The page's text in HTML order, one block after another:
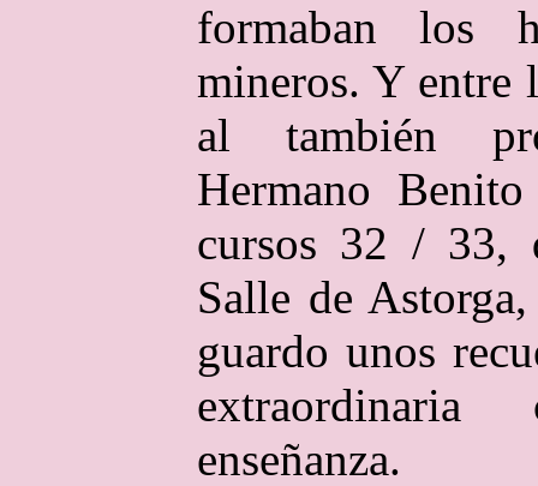
formaban los
mineros. Y entre
al también
Hermano
cursos 32 / 33,
Salle de
guardo unos
enseñanza.